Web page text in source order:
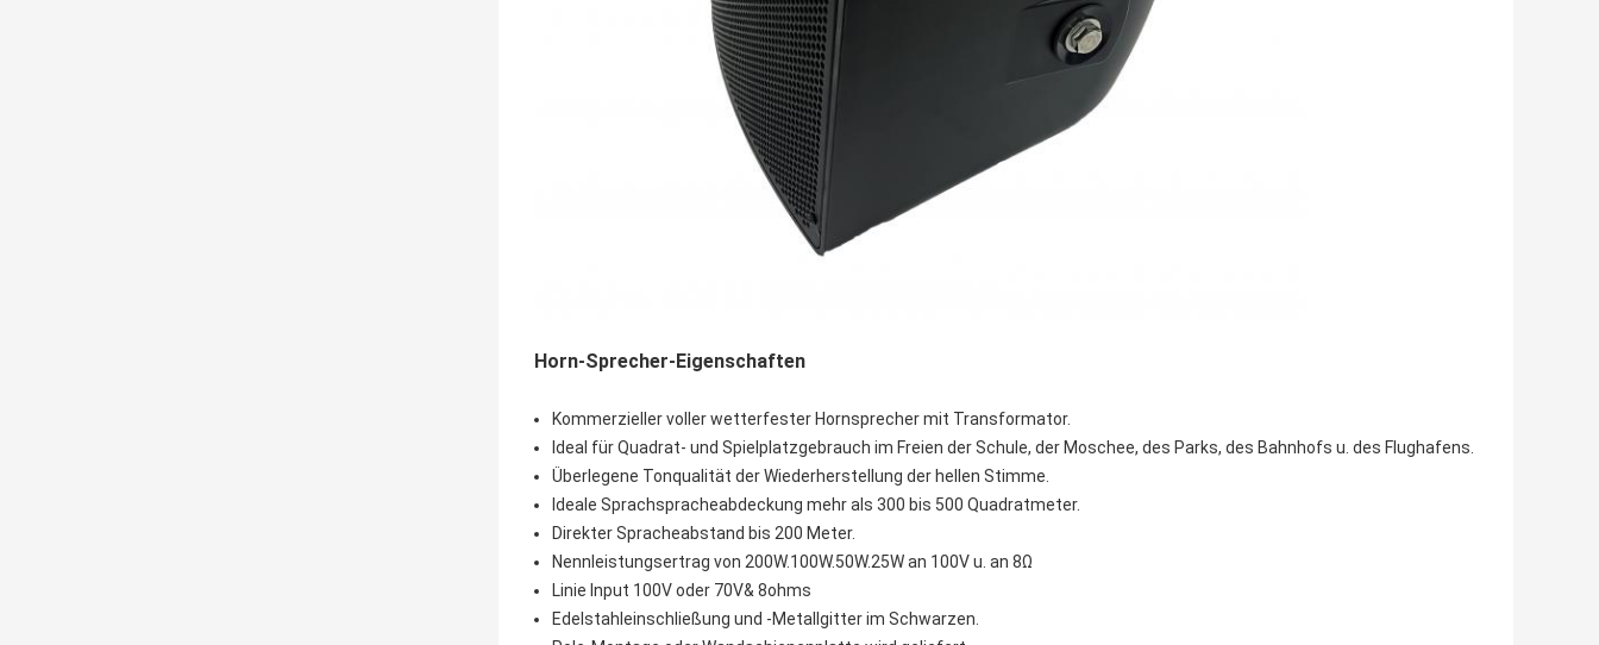
Horn-Sprecher-Eigenschaften
Kommerzieller voller wetterfester Hornsprecher mit Transformator.
Ideal für Quadrat- und Spielplatzgebrauch im Freien der Schule, der Moschee, des Parks, des Bahnhofs u. des Flughafens.
Überlegene Tonqualität der Wiederherstellung der hellen Stimme.
Ideale Sprachspracheabdeckung mehr als 300 bis 500 Quadratmeter.
Direkter Spracheabstand bis 200 Meter.
Nennleistungsertrag von 200W.100W.50W.25W an 100V u. an 8Ω
Linie Input 100V oder 70V& 8ohms
Edelstahleinschließung und -Metallgitter im Schwarzen.